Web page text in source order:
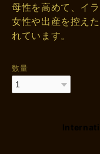
母性を高めて、イ
女性や出産を控え
れています。
数量